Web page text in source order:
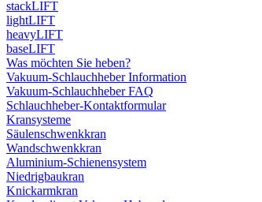
stackLIFT
lightLIFT
heavyLIFT
baseLIFT
Was möchten Sie heben?
Vakuum-Schlauchheber Information
Vakuum-Schlauchheber FAQ
Schlauchheber-Kontaktformular
Kransysteme
Säulenschwenkkran
Wandschwenkkran
Aluminium-Schienensystem
Niedrigbaukran
Knickarmkran